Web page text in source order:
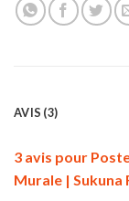
AVIS (3)
3 avis pour
Murale | Sukuna